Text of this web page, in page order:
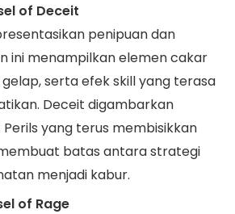
of Deceit
penipuan dan
ini menampilkan elemen cakar
serta efek skill yang terasa
Deceit digambarkan
yang terus membisikkan
batas antara strategi
menjadi kabur.
of Rage